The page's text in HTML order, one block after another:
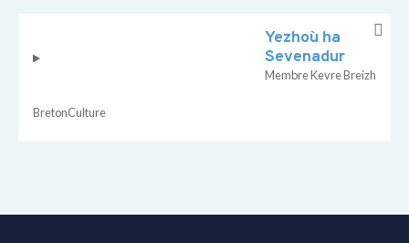
Yezhoù ha
Sevenadur
Membre Kevre Breizh
BretonCulture